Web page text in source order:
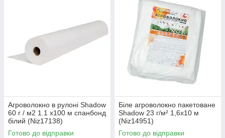
Агроволокно в рулоні Shadow
60 г / м2 1.1 х100 м спанбонд
білий (Niz17138)
Готово до відправки
Біле агроволокно пакетоване
Shadow 23 г/м² 1,6x10 м
(Niz14951)
Готово до відправки